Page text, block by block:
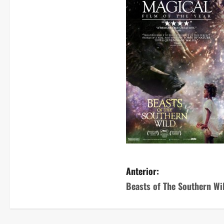
Anterior:
Beasts of The Southern